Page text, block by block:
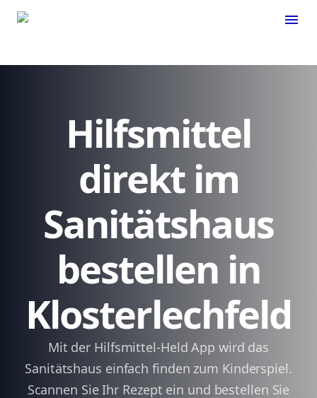
menu
Hilfsmittel
direkt im
Sanitätshaus
bestellen in
Klosterlechfeld
Mit der Hilfsmittel-Held App wird das
Sanitätshaus einfach finden zum Kinderspiel.
Scannen Sie Ihr Rezept ein und bestellen Sie